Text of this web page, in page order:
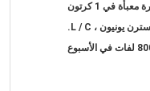
الأسبوع